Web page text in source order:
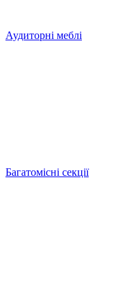
Аудиторні меблі
Багатомісні секції